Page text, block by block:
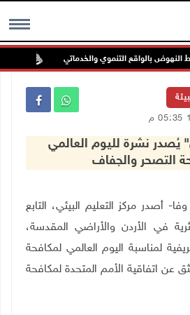
MENU بالواقع التنموي والخدماتي
يُصدر نشرة لليوم العالمي
التصحر والجفاف
بيت لحم 16-6-2025 وفا- أصدر مركز التعليم البيئي، التابع
في الأردن والأراضي المقدسة،
لمناسبة اليوم العالمي لمكافحة
عن اتفاقية الأمم المتحدة لمكافحة